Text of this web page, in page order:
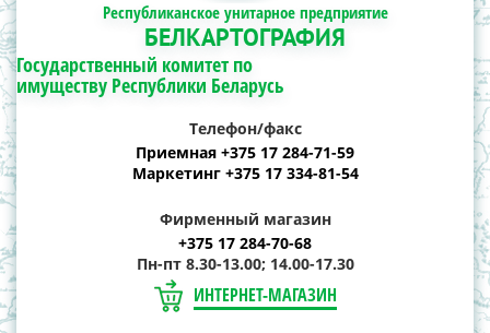
Республиканское унитарное предприятие
БЕЛКАРТОГРАФИЯ
Государственный комитет по
имуществу Республики Беларусь
Телефон/факс
Приемная +375 17 284-71-59
Маркетинг +375 17 334-81-54
Фирменный магазин
+375 17 284-70-68
Пн-пт 8.30-13.00; 14.00-17.30
ИНТЕРНЕТ-МАГАЗИН